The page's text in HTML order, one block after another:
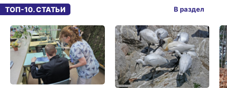
ТОП-10. СТАТЬИ В раздел